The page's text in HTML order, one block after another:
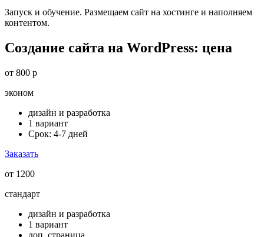
Запуск и обучение. Размещаем сайт на хостинге и наполняем
контентом.
Создание сайта на WordPress: цена
от 800 р
эконом
дизайн и разработка
1 вариант
Срок: 4-7 дней
Заказать
от 1200
стандарт
дизайн и разработка
1 вариант
доп. страница